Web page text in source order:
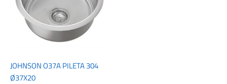
JOHNSON O37A PILETA 304
Ø37X20